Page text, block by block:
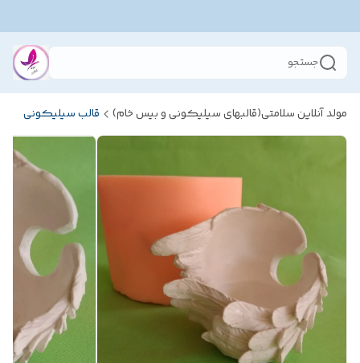
جستجو
مولد آنلاین سلامتی(قالبهای سیلیکونی و بیس خام) قالب سیلیکونی